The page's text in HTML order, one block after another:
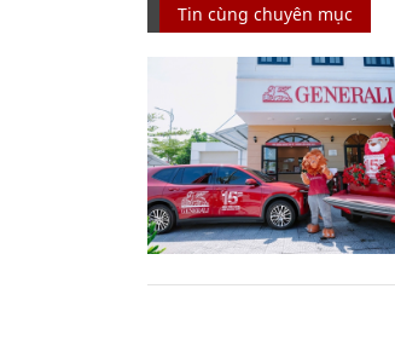
Tin cùng chuyên mục